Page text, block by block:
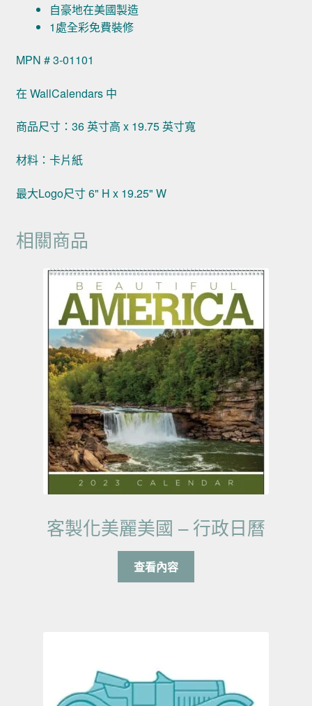
自豪地在美國製造
1處全彩免費裝修
MPN # 3-01101
在 WallCalendars 中
商品尺寸：36 英寸高 x 19.75 英寸寬
材料：卡片紙
最大Logo尺寸 6" H x 19.25" W
相關商品
客製化美麗美國 – 行政日曆
查看內容